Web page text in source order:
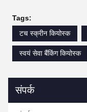
Tags:
टच स्क्रीन कियोस्क
स्वयं सेवा बैंकिंग कियोस्क
संपर्क